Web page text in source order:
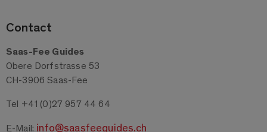
Contact
Saas-Fee Guides
Obere Dorfstrasse 53
CH-3906 Saas-Fee
Tel +41 (0)27 957 44 64
E-Mail: info@saasfeeguides.ch